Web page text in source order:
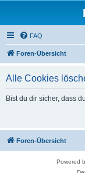
FAQ
Foren-Übersicht
Alle Cookies
Bist du dir sicher, dass
Foren-Übersicht
Powered